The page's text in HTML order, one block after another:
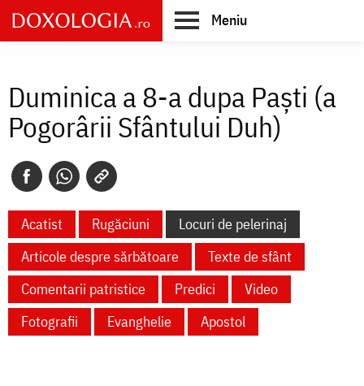
Skip
to
main
Meniu
Duminica a 8-a dupa Paști (a
Pogorârii Sfântului Duh)
Acatist Rugăciuni
Locuri de pelerinaj
Articole despre sărbătoare
Texte de sfânt
Comentarii patristice
Predici
Video
Fotografii
Evanghelie Apostol